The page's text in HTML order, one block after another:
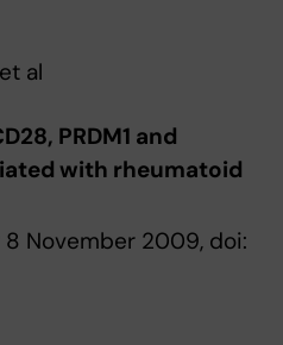
al
PRDM1 and
with rheumatoid
8 November 2009, doi: